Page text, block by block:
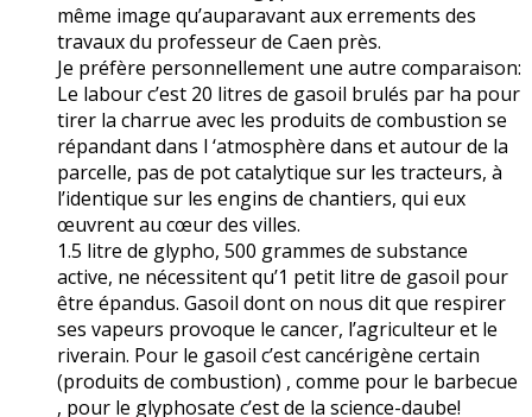
même image qu’auparavant aux errements des
travaux du professeur de Caen près.
Je préfère personnellement une autre comparaison:
Le labour c’est 20 litres de gasoil brulés par ha pour
tirer la charrue avec les produits de combustion se
répandant dans l ‘atmosphère dans et autour de la
parcelle, pas de pot catalytique sur les tracteurs, à
l’identique sur les engins de chantiers, qui eux
œuvrent au cœur des villes.
1.5 litre de glypho, 500 grammes de substance
active, ne nécessitent qu’1 petit litre de gasoil pour
être épandus. Gasoil dont on nous dit que respirer
ses vapeurs provoque le cancer, l’agriculteur et le
riverain. Pour le gasoil c’est cancérigène certain
(produits de combustion) , comme pour le barbecue
, pour le glyphosate c’est de la science-daube!